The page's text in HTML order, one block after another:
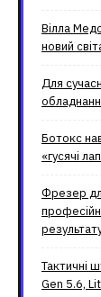
Вілла
новий
Для
Ботокс
«гусячі
Фрезер
Тактичні
Gen 5.6,